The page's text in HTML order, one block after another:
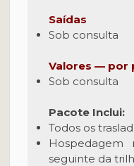
Saídas
Sob consulta
Valores — por
Sob consulta
Pacote Inclui:
Todos os
seguinte da